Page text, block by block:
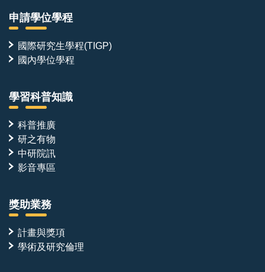
申請學位學程
國際研究生學程(TIGP)
國內學位學程
學習科普知識
科普推廣
研之有物
中研院訊
影音專區
獎助業務
計畫與獎項
學術及研究倫理